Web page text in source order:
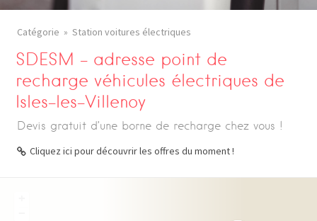
Catégorie Station voitures électriques
SDESM – adresse point de
recharge véhicules électriques de
Isles-les-Villenoy
Devis gratuit d’une borne de recharge chez vous !
Cliquez ici pour découvrir les offres du moment !